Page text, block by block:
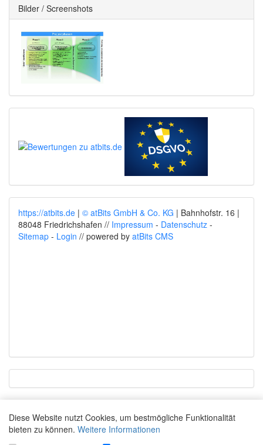
Diese Website nutzt Cookies, um bestmögliche Funktionalität
bieten zu können. Weitere Informationen
Bilder / Screenshots
https://atbits.de | © atBits GmbH & Co. KG | Bahnhofstr. 16 |
88048 Friedrichshafen // Impressum - Datenschutz -
Sitemap - Login // powered by atBits CMS